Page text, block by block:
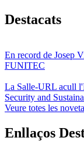
Destacats
En record de Josep
FUNITEC
La Salle-URL acull
Security and
Veure totes les
Enllaços